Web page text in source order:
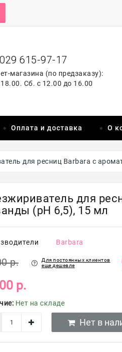
615-97-17
магазина (по предзаказу):
Сб. с 12.00 до 16.00
Оплата и доставка О
для ресниц Barbara с
для
(рН 6,5), 15 мл
Barbara
р.
Для постоянных клиентов
еще дешевле
р.
Нет на складе
Нет в